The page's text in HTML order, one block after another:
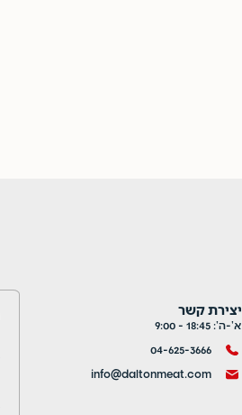
יצירת קשר
א’-ה’: 18:45 - 9:00
04-625-3666
info@daltonmeat.com